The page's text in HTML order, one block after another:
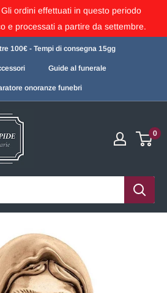
ordini effettuati in questo periodo
e processati a partire da settembre.
100€ - Tempi di consegna 15gg
Guide al funerale
onoranze funebri
0